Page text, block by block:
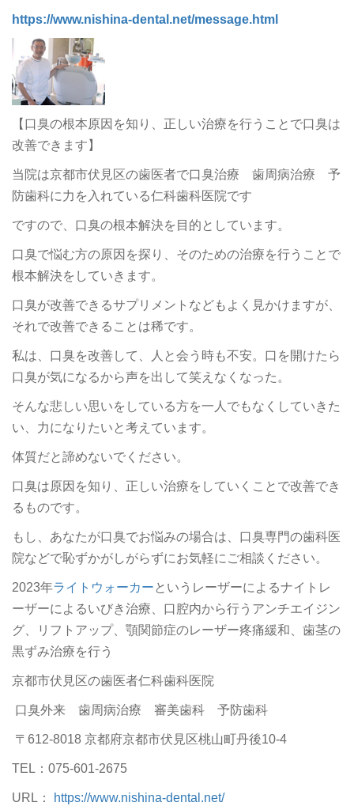
https://www.nishina-dental.net/message.html
【口臭の根本原因を知り、正しい治療を行うことで口臭は
改善できます】
当院は京都市伏見区の歯医者で口臭治療 歯周病治療 予
防歯科に力を入れている仁科歯科医院です
ですので、口臭の根本解決を目的としています。
口臭で悩む方の原因を探り、そのための治療を行うことで
根本解決をしていきます。
口臭が改善できるサプリメントなどもよく見かけますが、
それで改善できることは稀です。
私は、口臭を改善して、人と会う時も不安。口を開けたら
口臭が気になるから声を出して笑えなくなった。
そんな悲しい思いをしている方を一人でもなくしていきた
い、力になりたいと考えています。
体質だと諦めないでください。
口臭は原因を知り、正しい治療をしていくことで改善でき
るものです。
もし、あなたが口臭でお悩みの場合は、口臭専門の歯科医
院などで恥ずかがしがらずにお気軽にご相談ください。
2023年ライトウォーカー というレーザーによるナイトレ
ーザーによるいびき治療、口腔内から行うアンチエイジン
グ、リフトアップ、顎関節症のレーザー疼痛緩和、歯茎の
黒ずみ治療を行う
京都市伏見区の歯医者仁科歯科医院
口臭外来 歯周病治療 審美歯科 予防歯科
〒612-8018 京都府京都市伏見区桃山町丹後10-4
TEL：075-601-2675
URL： https://www.nishina-dental.net/